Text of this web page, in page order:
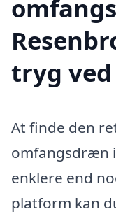
tryg ved
At finde den
omfangsdræn
enklere end
platform kan